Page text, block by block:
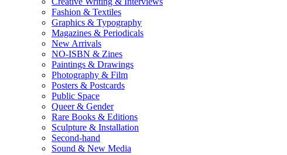
Fashion & Textiles
Graphics & Typography
Magazines & Periodicals
New Arrivals
NO-ISBN & Zines
Paintings & Drawings
Photography & Film
Posters & Postcards
Public Space
Queer & Gender
Rare Books & Editions
Sculpture & Installation
Second-hand
Sound & New Media